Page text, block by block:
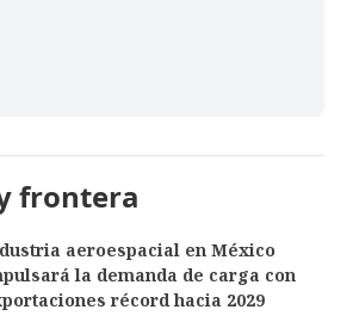
frontera
aeroespacial en México
la demanda de carga con
récord hacia 2029